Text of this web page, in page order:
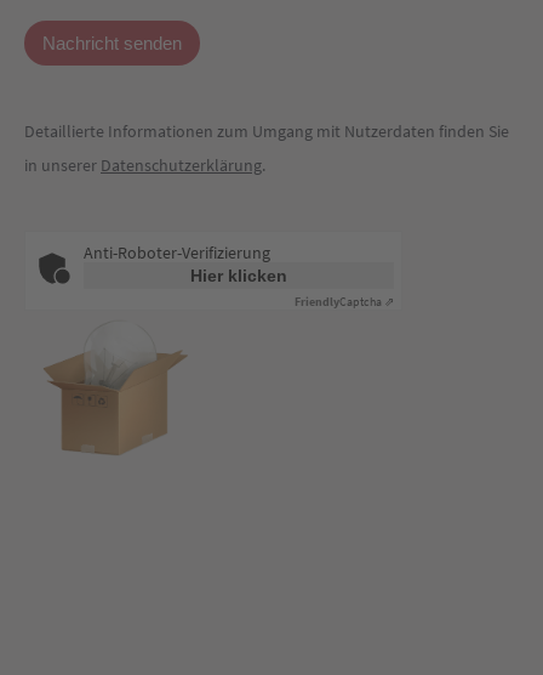
Detaillierte Informationen zum Umgang mit Nutzerdaten finden Sie
in unserer Datenschutzerklärung.
Anti-Roboter-Verifizierung
Hier klicken
FriendlyCaptcha ⇗